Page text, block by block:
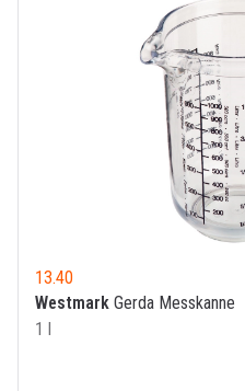
13.40
Westmark Gerda Messkanne
1 l